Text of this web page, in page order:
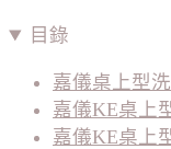
目錄
嘉儀桌上型
嘉儀KE桌上
嘉儀KE桌上